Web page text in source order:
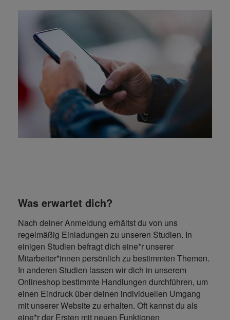
Was erwartet dich?
Nach deiner Anmeldung erhältst du von uns
regelmäßig Einladungen zu unseren Studien. In
einigen Studien befragt dich eine*r unserer
Mitarbeiter*innen persönlich zu bestimmten Themen.
In anderen Studien lassen wir dich in unserem
Onlineshop bestimmte Handlungen durchführen, um
einen Eindruck über deinen individuellen Umgang
mit unserer Website zu erhalten. Oft kannst du als
eine*r der Ersten mit neuen Funktionen